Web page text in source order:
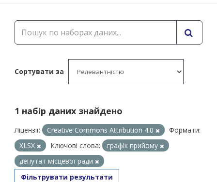
Сортувати за
1 набір даних знайдено
Ліцензії: Creative Commons Attribution 4.0
Формати:
XLSX
Ключові слова:
графік прийому
депутат місцевої ради
Фільтрувати результати